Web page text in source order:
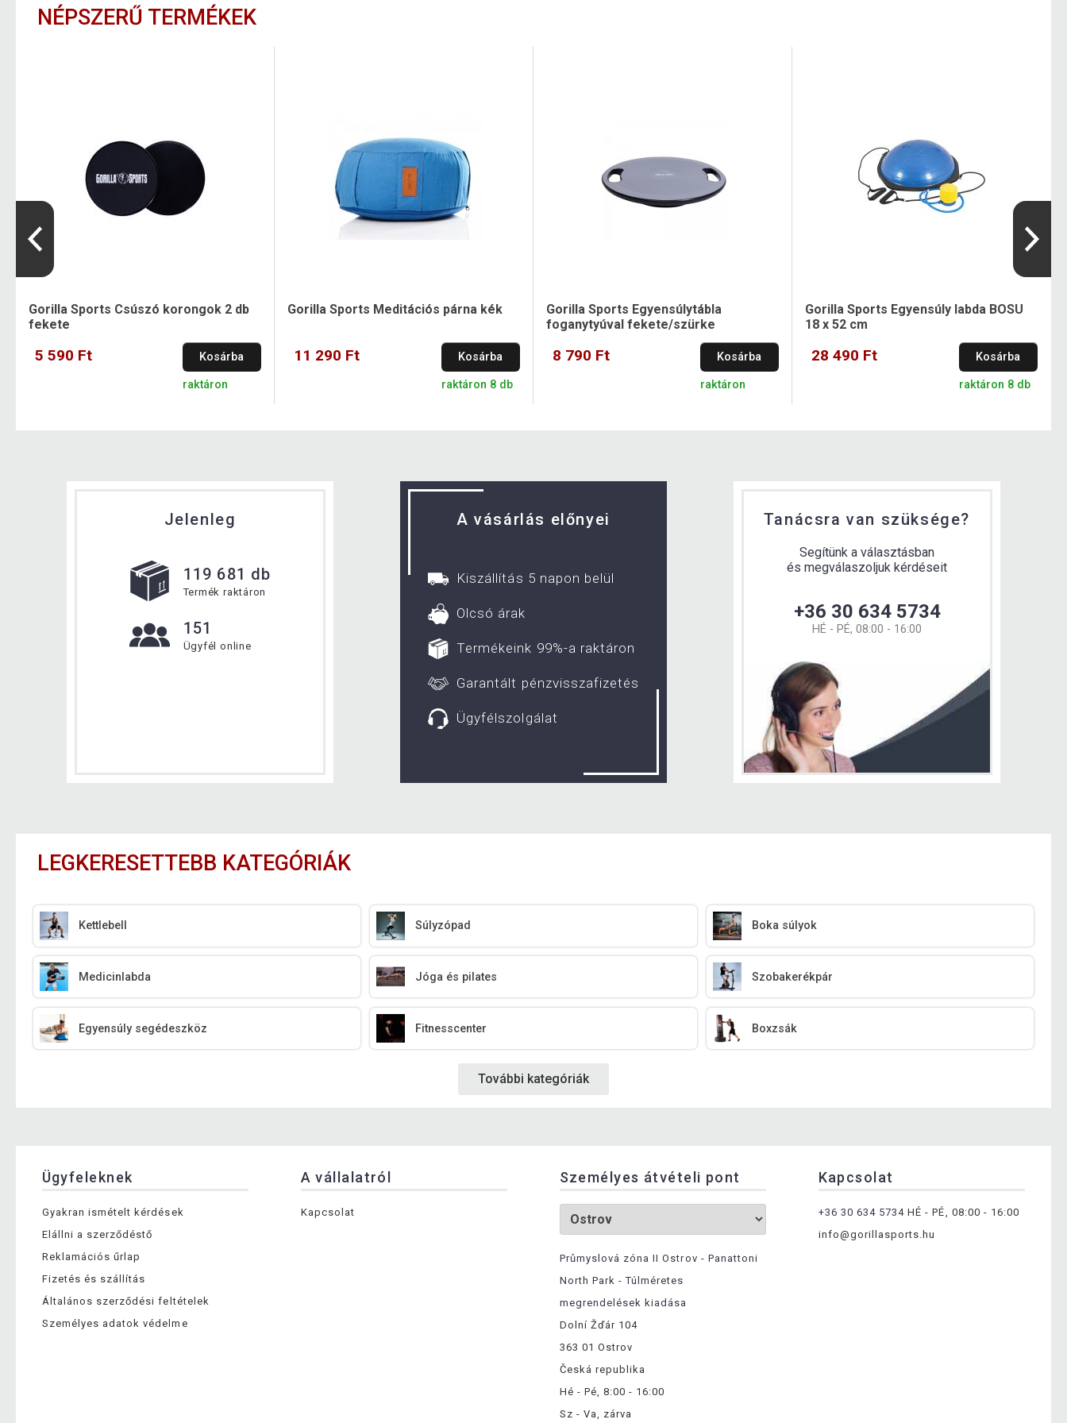
NÉPSZERŰ TERMÉKEK
Gorilla Sports Csúszó korongok 2 db
fekete
5 590 Ft Kosárba
raktáron
Gorilla Sports Meditációs párna kék
11 290 Ft Kosárba
raktáron 8 db
Gorilla Sports Egyensúlytábla
foganytyúval fekete/szürke
8 790 Ft Kosárba
raktáron
Gorilla Sports Egyensúly labda BOSU
18 x 52 cm
28 490 Ft Kosárba
raktáron 8 db
Jelenleg
119 681 db
Termék raktáron
151
Ügyfél online
A vásárlás előnyei
Kiszállítás 5 napon belül
Olcsó árak
Termékeink 99%-a raktáron
Garantált pénzvisszafizetés
Ügyfélszolgálat
Tanácsra van szüksége?
Segítünk a választásban
és megválaszoljuk kérdéseit
+36 30 634 5734
HÉ - PÉ, 08:00 - 16:00
LEGKERESETTEBB KATEGÓRIÁK
Kettlebell Súlyzópad Boka súlyok
Medicinlabda Jóga és pilates Szobakerékpár
Egyensúly segédeszköz Fitnesscenter Boxzsák
További kategóriák
Ügyfeleknek
Gyakran ismételt kérdések
Elállni a szerződéstő
Reklamációs űrlap
Fizetés és szállítás
Általános szerződési feltételek
Személyes adatok védelme
A vállalatról
Kapcsolat
Személyes átvételi pont
Průmyslová zóna II Ostrov - Panattoni
North Park - Túlméretes
megrendelések kiadása
Dolní Žďár 104
363 01 Ostrov
Česká republika
Hé - Pé, 8:00 - 16:00
Sz - Va, zárva
Kapcsolat
+36 30 634 5734 HÉ - PÉ, 08:00 - 16:00
info@gorillasports.hu